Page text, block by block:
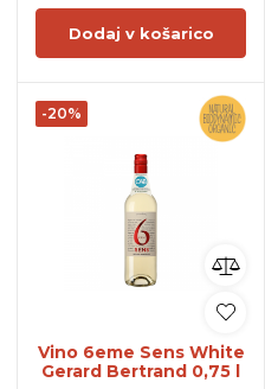
Dodaj v košarico
-20%
Vino 6eme Sens White
Gerard Bertrand 0,75 l